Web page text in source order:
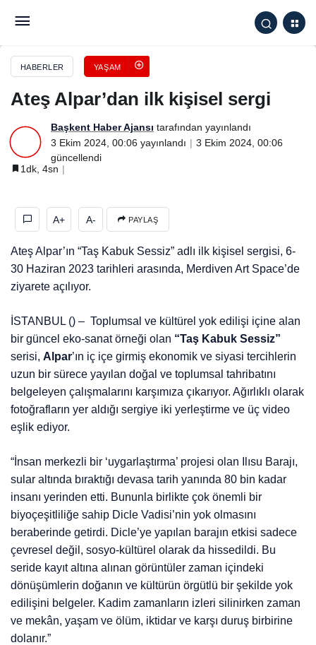
HABERLER YAŞAM
Ateş Alpar’dan ilk kişisel sergi
Başkent Haber Ajansı tarafından yayınlandı
3 Ekim 2024, 00:06 yayınlandı
3 Ekim 2024, 00:06
güncellendi
1dk, 4sn
A+ A- PAYLAŞ
Ateş Alpar’ın “Taş Kabuk Sessiz” adlı ilk kişisel sergisi, 6-
30 Haziran 2023 tarihleri arasında, Merdiven Art Space’de
ziyarete açılıyor.
İSTANBUL () – Toplumsal ve kültürel yok edilişi içine alan
bir güncel eko-sanat örneği olan “Taş Kabuk Sessiz”
serisi,Alpar’ın iç içe girmiş ekonomik ve siyasi tercihlerin
uzun bir sürece yayılan doğal ve toplumsal tahribatını
belgeleyen çalışmalarını karşımıza çıkarıyor. Ağırlıklı olarak
fotoğrafların yer aldığı sergiye iki yerleştirme ve üç video
eşlik ediyor.
“İnsan merkezli bir ‘uygarlaştırma’ projesi olan Ilısu Barajı,
sular altında bıraktığı devasa tarih yanında 80 bin kadar
insanı yerinden etti. Bununla birlikte çok önemli bir
biyoçeşitliliğe sahip Dicle Vadisi’nin yok olmasını
beraberinde getirdi. Dicle’ye yapılan barajın etkisi sadece
çevresel değil, sosyo-kültürel olarak da hissedildi. Bu
seride kayıt altına alınan görüntüler zaman içindeki
dönüşümlerin doğanın ve kültürün örgütlü bir şekilde yok
edilişini belgeler. Kadim zamanların izleri silinirken zaman
ve mekân, yaşam ve ölüm, iktidar ve karşı duruş birbirine
dolanır.”
Ateş Alpar’dan ilk kişisel sergi